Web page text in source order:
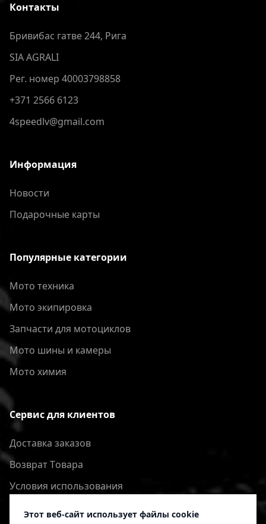
Этот веб-сайт использует файлы cookie
Контакты
Бривибас гатве 244, Рига
SIA AGRALI
Рег. номер 40003798858
+371 2566 6123
4speedlv@gmail.com
Информация
Новости
Подарочные карты
Популярные категории
Мото техника
Мото экипировка
Запчасти для мотоциклов
Мото шины и камеры
Мото химия
Сервис для клиентов
Доставка заказов
Bозврат Tовара
Условия использования
Политика конфиденциальности